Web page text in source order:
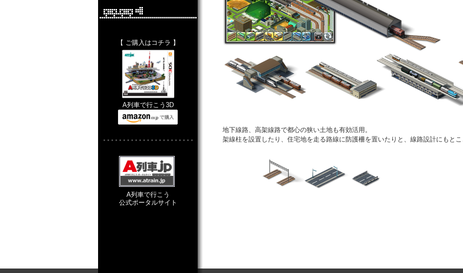
【 ご購入はコチラ 】
A列車で行こう3D
A列車で行こう
公式ポータルサイト
地下線路、高架線路で都心の狭い土地も有効活用。
架線柱を設置したり、住宅地を走る路線に防護柵を置いたりと、線路設計にもとこ